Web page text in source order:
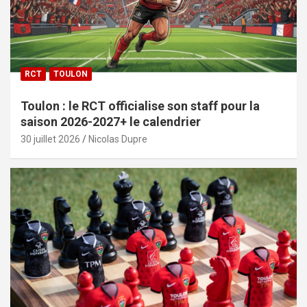
RCT TOULON
Toulon : le RCT officialise son staff pour la
saison 2026-2027+ le calendrier
30 juillet 2026 Nicolas Dupre